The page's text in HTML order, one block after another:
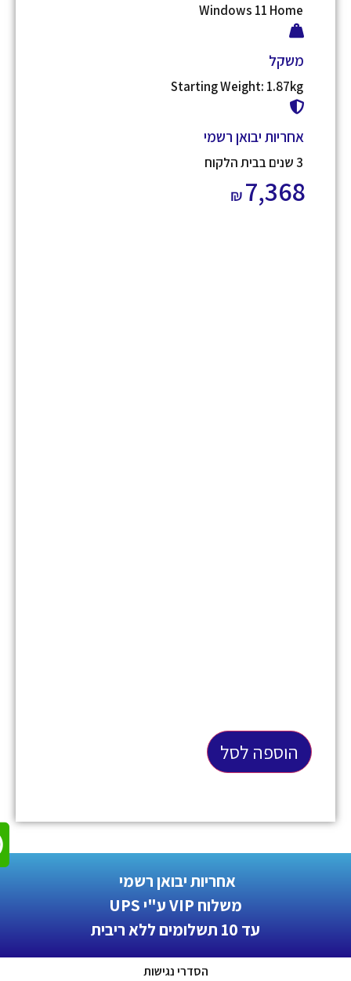
Windows 11 Home
משקל
Starting Weight: 1.87kg
אחריות יבואן רשמי
₪7,368
הוספה לסל
אחריות יבואן רשמי
משלוח VIP ע"י UPS
עד 10 תשלומים ללא ריבית
הסדרי נגישות